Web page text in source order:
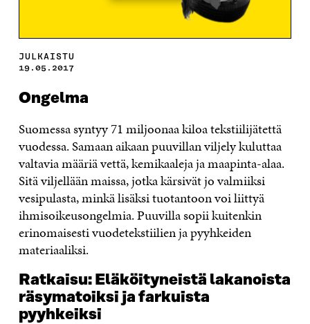
JULKAISTU
19.05.2017
Ongelma
Suomessa syntyy 71 miljoonaa kiloa tekstiilijätettä
vuodessa. Samaan aikaan puuvillan viljely kuluttaa
valtavia määriä vettä, kemikaaleja ja maapinta-alaa.
Sitä viljellään maissa, jotka kärsivät jo valmiiksi
vesipulasta, minkä lisäksi tuotantoon voi liittyä
ihmisoikeusongelmia. Puuvilla sopii kuitenkin
erinomaisesti vuodetekstiilien ja pyyhkeiden
materiaaliksi.
Ratkaisu: Eläköityneistä lakanoista
räsymatoiksi ja farkuista
pyyhkeiksi